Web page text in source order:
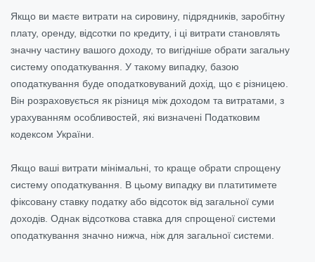
Якщо ви маєте витрати на сировину, підрядників, заробітну
плату, оренду, відсотки по кредиту, і ці витрати становлять
значну частину вашого доходу, то вигідніше обрати загальну
систему оподаткування. У такому випадку, базою
оподаткування буде оподатковуваний дохід, що є різницею.
Він розраховується як різниця між доходом та витратами, з
урахуванням особливостей, які визначені Податковим
кодексом України.
Якщо ваші витрати мінімальні, то краще обрати спрощену
систему оподаткування. В цьому випадку ви платитимете
фіксовану ставку податку або відсоток від загальної суми
доходів. Однак відсоткова ставка для спрощеної системи
оподаткування значно нижча, ніж для загальної системи.